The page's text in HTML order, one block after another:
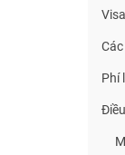
Phí